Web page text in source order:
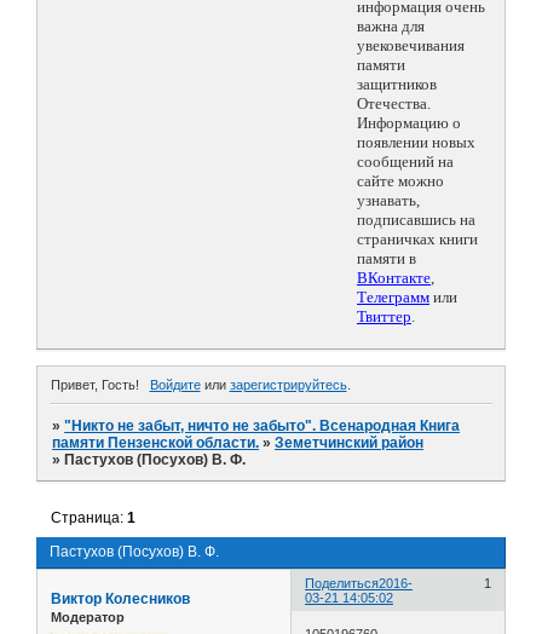
информация очень
важна для
увековечивания
памяти
защитников
Отечества.
Информацию о
появлении новых
сообщений на
сайте можно
узнавать,
подписавшись на
страничках книги
памяти в
ВКонтакте,
Телеграмм или
Твиттер.
Привет, Гость! Войдитеили зарегистрируйтесь.
»"Никто не забыт, ничто не забыто". Всенародная Книга
памяти Пензенской области. »Земетчинский район
» Пастухов (Посухов) В. Ф.
Пастухов (Посухов) В. Ф.
Страница:1
Поделиться 1
2016-
03-21 14:05:02
Виктор Колесников
Модератор